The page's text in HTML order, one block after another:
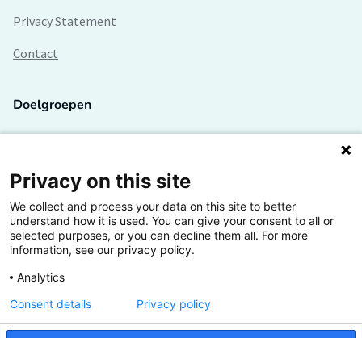
Privacy Statement
Contact
Doelgroepen
Lectoren en onderzoekers
Bedrijven
Hogescholen
De grootste kennisbank van het HBO
Privacy on this site
We collect and process your data on this site to better
understand how it is used. You can give your consent to all or
selected purposes, or you can decline them all. For more
information, see our privacy policy.
Analytics
Consent details Privacy policy